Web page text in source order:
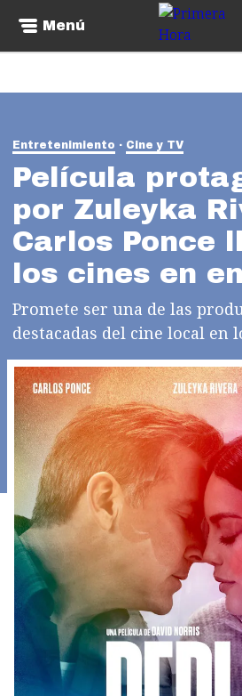
Menú
Entretenimiento Cine y TV
Película
por Zuleyka
Carlos Ponce
los cines en
Promete ser una de las
destacadas del cine local en